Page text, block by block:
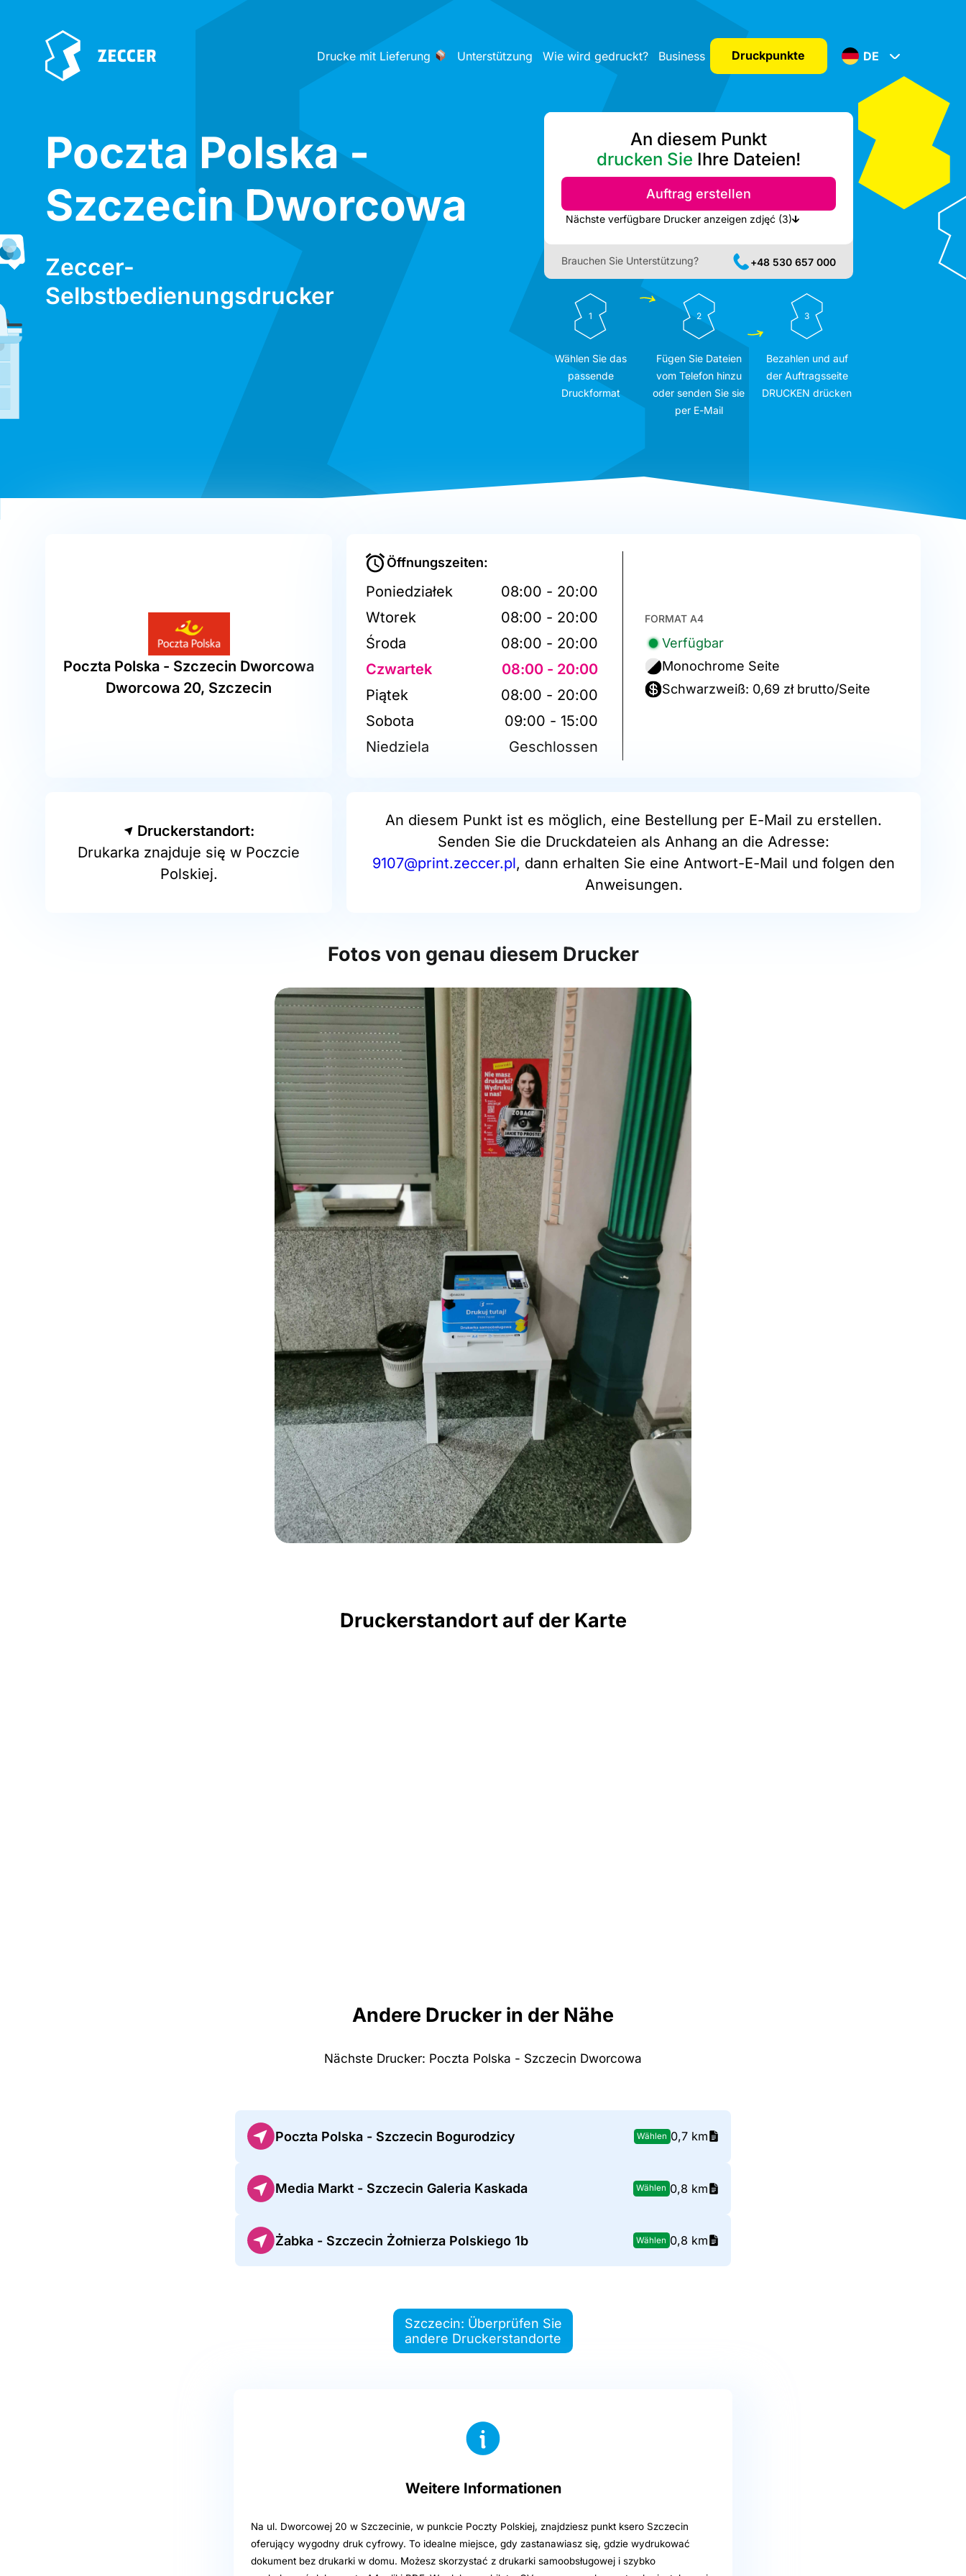
Drucke mit Lieferung Unterstützung Wie wird gedruckt? Business Druckpunkte DE
Poczta Polska -
Szczecin Dworcowa
Zeccer-
Selbstbedienungsdrucker
An diesem Punkt
drucken Sie Ihre Dateien!
Auftrag erstellen
Nächste verfügbare Drucker anzeigen zdjęć (3)
Brauchen Sie Unterstützung? +48 530 657 000
1
Wählen Sie das
passende
Druckformat
2
Fügen Sie Dateien
vom Telefon hinzu
oder senden Sie sie
per E-Mail
3
Bezahlen und auf
der Auftragsseite
DRUCKEN drücken
Poczta Polska - Szczecin Dworcowa
Dworcowa 20, Szczecin
Öffnungszeiten:
Poniedziałek
08:00 - 20:00
Wtorek
08:00 - 20:00
Środa
08:00 - 20:00
Czwartek
08:00 - 20:00
Piątek
08:00 - 20:00
Sobota
09:00 - 15:00
Niedziela
Geschlossen
FORMAT A4
Verfügbar
Monochrome Seite
Schwarzweiß: 0,69 zł brutto/Seite
Druckerstandort:
Drukarka znajduje się w Poczcie
Polskiej.
An diesem Punkt ist es möglich, eine Bestellung per E-Mail zu erstellen.
Senden Sie die Druckdateien als Anhang an die Adresse:
9107@print.zeccer.pl, dann erhalten Sie eine Antwort-E-Mail und folgen den
Anweisungen.
Fotos von genau diesem Drucker
Druckerstandort auf der Karte
Andere Drucker in der Nähe
Nächste Drucker: Poczta Polska - Szczecin Dworcowa
Poczta Polska - Szczecin Bogurodzicy Wählen 0,7 km
Media Markt - Szczecin Galeria Kaskada Wählen 0,8 km
Żabka - Szczecin Żołnierza Polskiego 1b Wählen 0,8 km
Szczecin: Überprüfen Sie
andere Druckerstandorte
Weitere Informationen
Na ul. Dworcowej 20 w Szczecinie, w punkcie Poczty Polskiej, znajdziesz punkt ksero Szczecin
oferujący wygodny druk cyfrowy. To idealne miejsce, gdy zastanawiasz się, gdzie wydrukować
dokument bez drukarki w domu. Możesz skorzystać z drukarki samoobsługowej i szybko